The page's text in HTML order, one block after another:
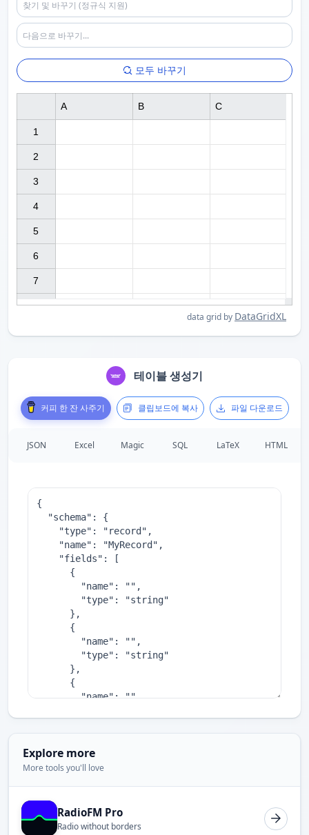
모두 바꾸기
data grid by DataGridXL
1
2
3
4
5
6
7
A B C
테이블 생성기
커피 한 잔 사주기 클립보드에 복사 파일 다운로드
JSON Excel Magic SQL LaTeX HTML
Explore more
More tools you'll love
RadioFM Pro
Radio without borders